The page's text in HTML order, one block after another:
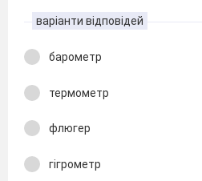
варіанти відповідей
барометр
термометр
флюгер
гігрометр